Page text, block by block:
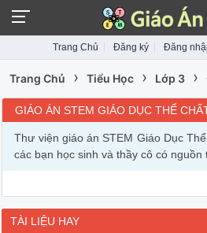
Trang Chủ Đăng ký Đăng
Trang Chủ › Tiểu Học › Lớp 3 ›
GIÁO ÁN STEM GIÁO DỤC THỂ
Thư viện giáo án STEM Giáo Dục
các bạn học sinh và thầy cô có nguồn
TÀI LIỆU HAY